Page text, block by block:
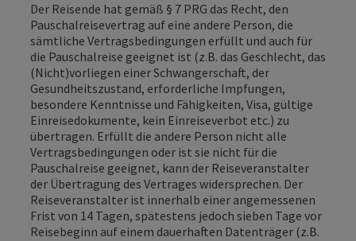
Der Reisende hat gemäß § 7 PRG das Recht, den
Pauschalreisevertrag auf eine andere Person, die
sämtliche Vertragsbedingungen erfüllt und auch für
die Pauschalreise geeignet ist (z.B. das Geschlecht, das
(Nicht)vorliegen einer Schwangerschaft, der
Gesundheitszustand, erforderliche Impfungen,
besondere Kenntnisse und Fähigkeiten, Visa, gültige
Einreisedokumente, kein Einreiseverbot etc.) zu
übertragen. Erfüllt die andere Person nicht alle
Vertragsbedingungen oder ist sie nicht für die
Pauschalreise geeignet, kann der Reiseveranstalter
der Übertragung des Vertrages widersprechen. Der
Reiseveranstalter ist innerhalb einer angemessenen
Frist von 14 Tagen, spätestens jedoch sieben Tage vor
Reisebeginn auf einem dauerhaften Datenträger (z.B.